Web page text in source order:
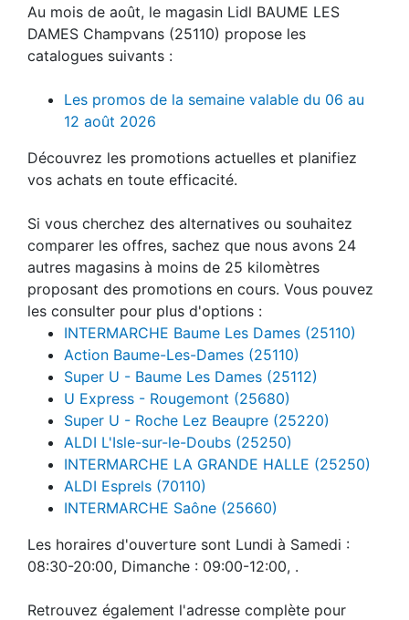
Au mois de août, le magasin Lidl BAUME LES
DAMES Champvans (25110) propose les
catalogues suivants :
Les promos de la semaine valable du 06 au
12 août 2026
Découvrez les promotions actuelles et planifiez
vos achats en toute efficacité.
Si vous cherchez des alternatives ou souhaitez
comparer les offres, sachez que nous avons 24
autres magasins à moins de 25 kilomètres
proposant des promotions en cours. Vous pouvez
les consulter pour plus d'options :
INTERMARCHE Baume Les Dames (25110)
Action Baume-Les-Dames (25110)
Super U - Baume Les Dames (25112)
U Express - Rougemont (25680)
Super U - Roche Lez Beaupre (25220)
ALDI L'Isle-sur-le-Doubs (25250)
INTERMARCHE LA GRANDE HALLE (25250)
ALDI Esprels (70110)
INTERMARCHE Saône (25660)
Les horaires d'ouverture sont Lundi à Samedi :
08:30-20:00, Dimanche : 09:00-12:00, .
Retrouvez également l'adresse complète pour